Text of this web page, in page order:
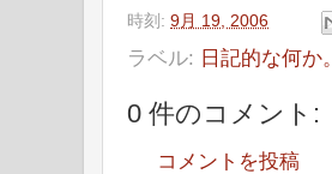
時刻: 9月 19, 2006
ラベル: 日記的な何か。
0 件のコメント:
コメントを投稿